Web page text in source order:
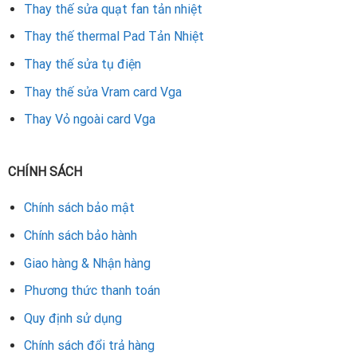
bỉ. Nếu card VGA của bạn có dấu hiệu bất thường, hãy liên
hệ ngay để được kiểm tra và sửa chữa kịp thời.
Rate this product
Thay thế sửa quạt fan tản nhiệt
Thay thế thermal Pad Tản Nhiệt
Thay thế sửa tụ điện
Thay thế sửa Vram card Vga
Thay Vỏ ngoài card Vga
CHÍNH SÁCH
Chính sách bảo mật
Chính sách bảo hành
Giao hàng & Nhận hàng
Phương thức thanh toán
Quy định sử dụng
Chính sách đổi trả hàng